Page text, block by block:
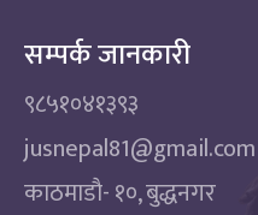
सम्पर्क जानकारी
९८५१०४१३९३
jusnepal81@gmail.com
काठमाडाै‌- १०, बुद्धनगर